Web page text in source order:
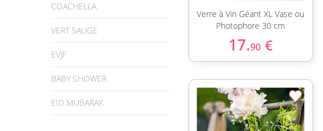
COACHELLA
VERT SAUGE
EVJF
BABY SHOWER
EID MUBARAK
Verre à Vin Géant XL Vase ou
Photophore 30 cm
17.90 €